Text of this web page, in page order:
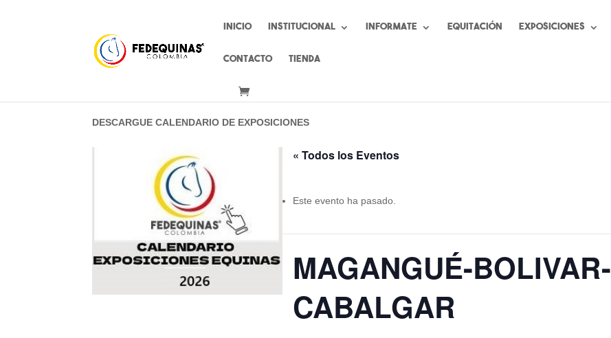
Inicio Institucional Informate Equitación Exposiciones
Contacto Tienda
DESCARGUE CALENDARIO DE EXPOSICIONES
« Todos los Eventos
Este evento ha pasado.
MAGANGUÉ-BOLIVAR-
CABALGAR